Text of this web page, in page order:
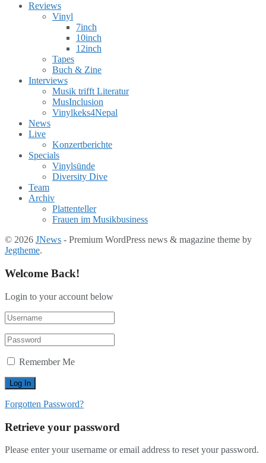
Reviews
Vinyl
7inch
10inch
12inch
Tapes
Buch & Zine
Interviews
Musik trifft Literatur
MusInclusion
Vinylkeks4Nepal
News
Live
Konzertberichte
Specials
Vinylsünde
Diversity Dive
Team
Archiv
Plattenteller
Frauen im Musikbusiness
© 2026 JNews - Premium WordPress news & magazine theme by
Jegtheme.
Welcome Back!
Login to your account below
Remember Me
Forgotten Password?
Retrieve your password
Please enter your username or email address to reset your password.